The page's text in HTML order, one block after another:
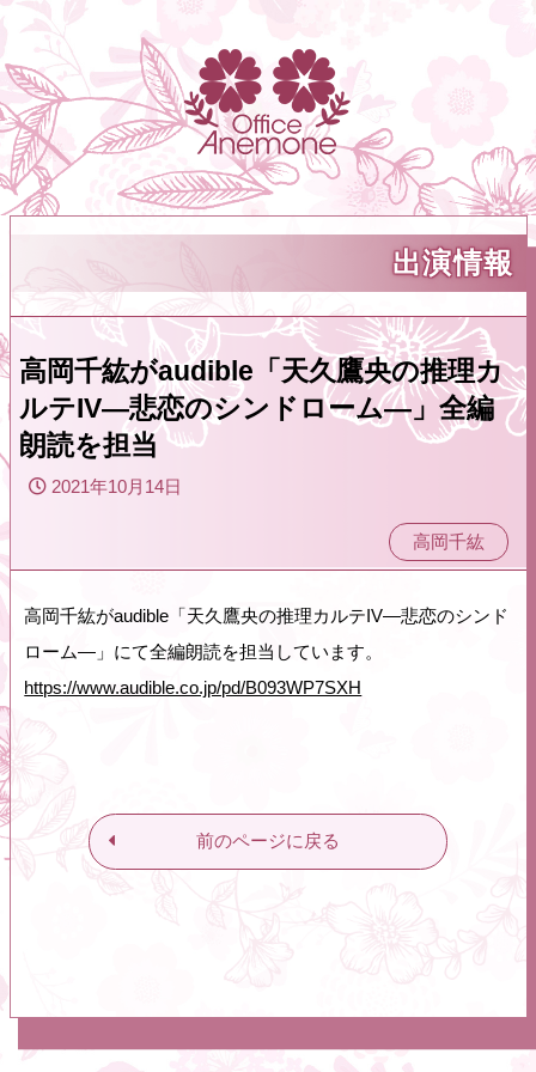
出演情報
高岡千紘がaudible「天久鷹央の推理カ
ルテIV―悲恋のシンドローム―」全編
朗読を担当
2021年10月14日
高岡千紘
高岡千紘がaudible「天久鷹央の推理カルテIV―悲恋のシンド
ローム―」にて全編朗読を担当しています。
https://www.audible.co.jp/pd/B093WP7SXH
前のページに戻る